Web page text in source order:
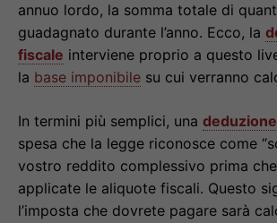
annuo lordo, la somma totale di
guadagnato durante l’anno. Ecco, la
fiscale interviene proprio a questo
la base imponibile su cui verranno
In termini più semplici, una
spesa che la legge riconosce come
vostro reddito complessivo prima
applicate le aliquote fiscali. Questo
l’imposta che dovrete pagare sarà